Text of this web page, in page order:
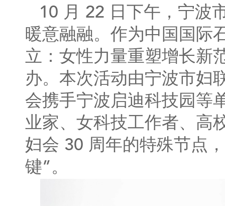
10 月 22 日下午，宁波
暖意融融。作为中国国际
立：女性力量重塑增长新
办。本次活动由宁波市妇
会携手宁波启迪科技园等
业家、女科技工作者、高
妇会 30 周年的特殊节点
键”。